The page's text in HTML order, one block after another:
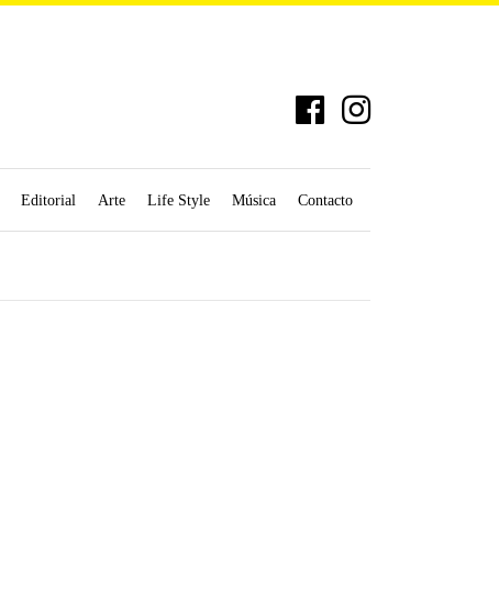
Editorial Arte Life Style Música Contacto